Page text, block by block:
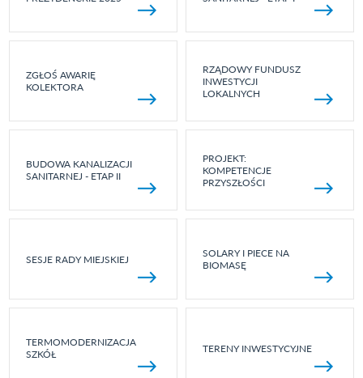
ZGŁOŚ AWARIĘ
KOLEKTORA
RZĄDOWY FUNDUSZ
INWESTYCJI
LOKALNYCH
BUDOWA KANALIZACJI
SANITARNEJ - ETAP II
PROJEKT:
KOMPETENCJE
PRZYSZŁOŚCI
SESJE RADY MIEJSKIEJ
SOLARY I PIECE NA
BIOMASĘ
TERMOMODERNIZACJA
SZKÓŁ
TERENY INWESTYCYJNE